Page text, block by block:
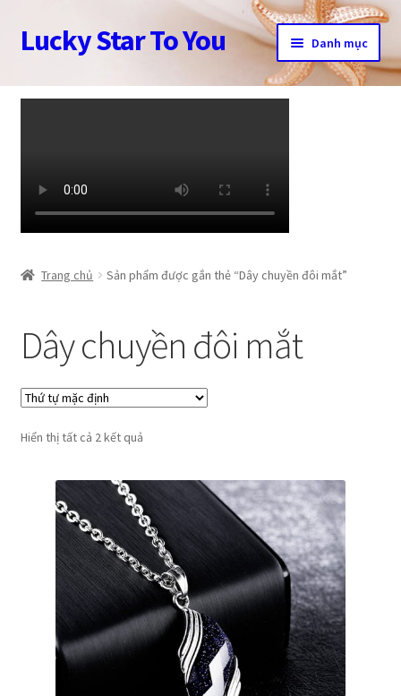
Đi
đến
hướng
Chuyển
đến
dung
Lucky Star To You Danh mục
Trang chủ
Cửa hàng
Tài khoản
Trang chủ Sản phẩm được gắn thẻ “Dây chuyền đôi mắt”
Dây chuyền đôi mắt
Hiển thị tất cả 2 kết quả